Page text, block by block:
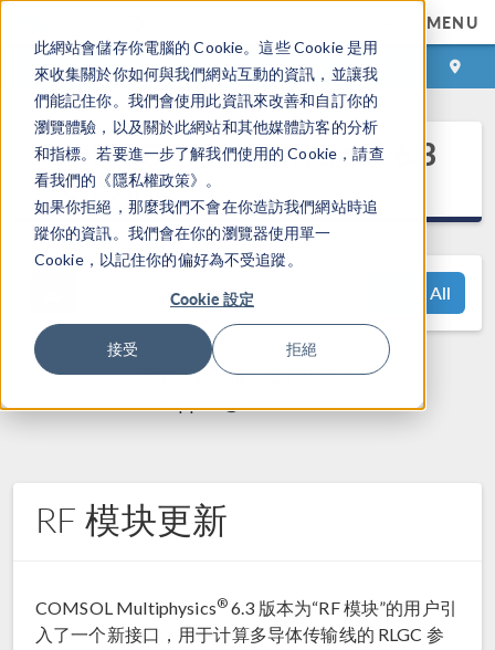
此網站會儲存你電腦的 Cookie。這些 Cookie 是用
來收集關於你如何與我們網站互動的資訊，並讓我
們能記住你。我們會使用此資訊來改善和自訂你的
瀏覽體驗，以及關於此網站和其他媒體訪客的分析
和指標。若要進一步了解我們使用的 Cookie，請查
看我們的《隱私權政策》。
如果你拒絕，那麼我們不會在你造訪我們網站時追
蹤你的資訊。我們會在你的瀏覽器使用單一
Cookie，以記住你的偏好為不受追蹤。
Cookie 設定
接受 拒絕
MENU
登录 咨询与购买
COMSOL Multiphysics® 6.3
发布亮点
View All
如有问题，请与我们联系：
support@comsol.com
RF 模块更新
COMSOL Multiphysics® 6.3 版本为“RF 模块”的用户引
入了一个新接口，用于计算多导体传输线的 RLGC 参